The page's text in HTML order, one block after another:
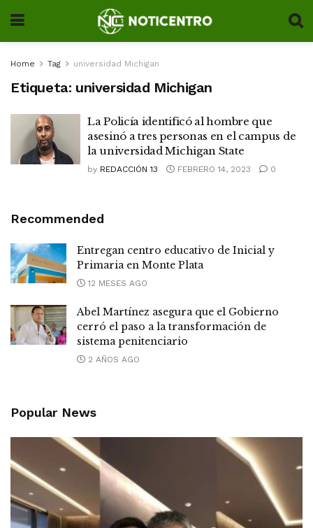
Home Tag universidad Michigan
Etiqueta: universidad Michigan
La Policía identificó al hombre que
asesinó a tres personas en el campus de
la universidad Michigan State
by REDACCIÓN 13 FEBRERO 14, 2023 0
Recommended
Entregan centro educativo de Inicial y
Primaria en Monte Plata
12 MESES AGO
Abel Martínez asegura que el Gobierno
cerró el paso a la transformación de
sistema penitenciario
2 AÑOS AGO
Popular News